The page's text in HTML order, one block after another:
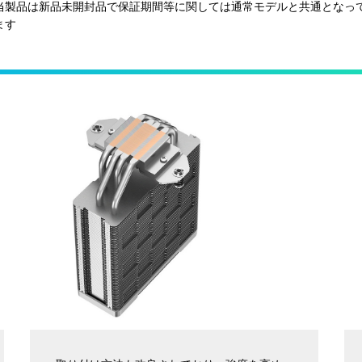
製品は新品未開封品で保証期間等に関しては通常モデルと共通となっ
す